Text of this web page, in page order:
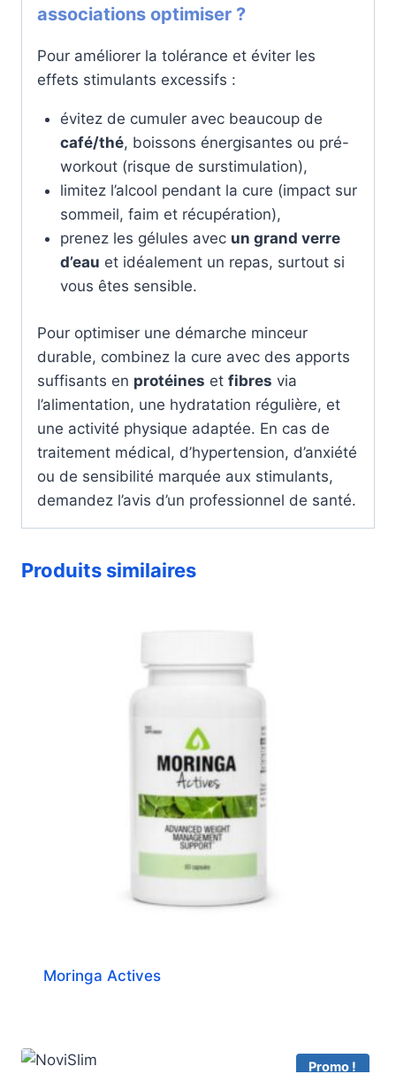
associations optimiser ?
Pour améliorer la tolérance et éviter les
effets stimulants excessifs :
évitez de cumuler avec beaucoup de
café/thé, boissons énergisantes ou pré-
workout (risque de surstimulation),
limitez l’alcool pendant la cure (impact sur
sommeil, faim et récupération),
prenez les gélules avec un grand verre
d’eau et idéalement un repas, surtout si
vous êtes sensible.
Pour optimiser une démarche minceur
durable, combinez la cure avec des apports
suffisants en protéines et fibres via
l’alimentation, une hydratation régulière, et
une activité physique adaptée. En cas de
traitement médical, d’hypertension, d’anxiété
ou de sensibilité marquée aux stimulants,
demandez l’avis d’un professionnel de santé.
Produits similaires
Moringa Actives
Promo !